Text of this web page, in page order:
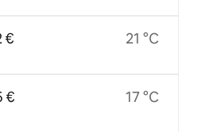
€
€
21 °C
17 °C